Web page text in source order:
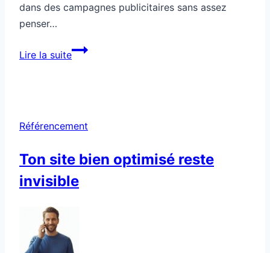
dans des campagnes publicitaires sans assez
penser…
Lire la suiteCette
ROI
Référencement
Ton site bien optimisé reste
invisible